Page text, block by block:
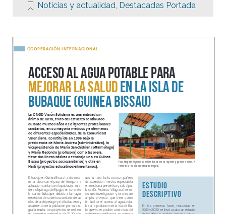
Noticias y actualidad, Destacadas Portada